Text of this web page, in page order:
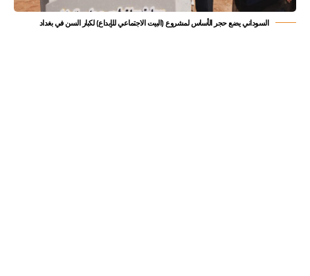
السوداني يضع حجر الأساس لمشروع (البيت الاجتماعي للإبداع) لكبار السن في بغداد